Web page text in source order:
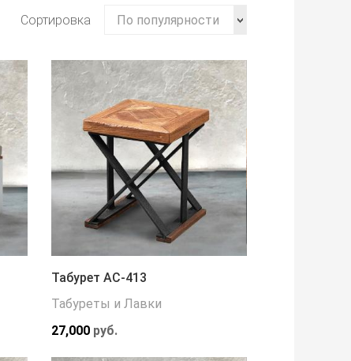
Сортировка По популярности
Табурет АС-413
Табуреты и Лавки
27,000 руб.